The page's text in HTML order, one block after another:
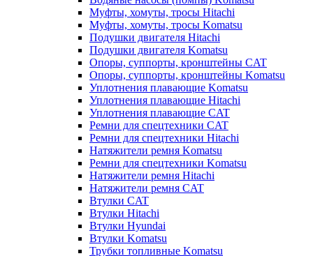
Муфты, хомуты, тросы Hitachi
Муфты, хомуты, тросы Komatsu
Подушки двигателя Hitachi
Подушки двигателя Komatsu
Опоры, суппорты, кронштейны CAT
Опоры, суппорты, кронштейны Komatsu
Уплотнения плавающие Komatsu
Уплотнения плавающие Hitachi
Уплотнения плавающие CAT
Ремни для спецтехники CAT
Ремни для спецтехники Hitachi
Натяжители ремня Komatsu
Ремни для спецтехники Komatsu
Натяжители ремня Hitachi
Натяжители ремня CAT
Втулки CAT
Втулки Hitachi
Втулки Hyundai
Втулки Komatsu
Трубки топливные Komatsu